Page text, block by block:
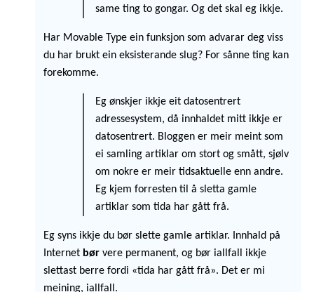
same ting to gongar. Og det skal eg ikkje.
Har Movable Type ein funksjon som advarar deg viss
du har brukt ein eksisterande slug? For sånne ting kan
forekomme.
Eg ønskjer ikkje eit datosentrert
adressesystem, då innhaldet mitt ikkje er
datosentrert. Bloggen er meir meint som
ei samling artiklar om stort og smått, sjølv
om nokre er meir tidsaktuelle enn andre.
Eg kjem forresten til å sletta gamle
artiklar som tida har gått frå.
Eg syns ikkje du bør slette gamle artiklar. Innhald på
Internet bør vere permanent, og bør iallfall ikkje
slettast berre fordi «tida har gått frå». Det er mi
meining, iallfall.